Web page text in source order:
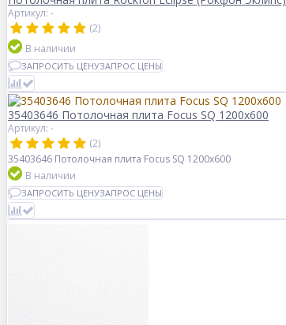
Артикул: -
(2)
В наличии
ЗАПРОСИТЬ ЦЕНУЗАПРОС ЦЕНЫ
35403646 Потолочная плита Focus SQ 1200x600
Артикул: -
(2)
35403646 Потолочная плита Focus SQ 1200x600
В наличии
ЗАПРОСИТЬ ЦЕНУЗАПРОС ЦЕНЫ